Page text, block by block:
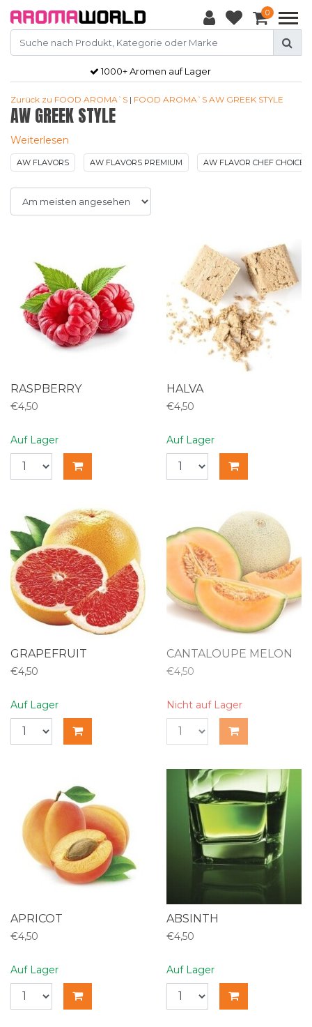
0
1000+ Aromen auf Lager
Zurück zu FOOD AROMA`S | FOOD AROMA`S AW GREEK STYLE
AW GREEK STYLE
Weiterlesen
AW FLAVORS AW FLAVORS PREMIUM AW FLAVOR CHEF CHOICE
RASPBERRY
€4,50
Auf Lager
HALVA
€4,50
Auf Lager
GRAPEFRUIT
€4,50
Auf Lager
CANTALOUPE MELON
€4,50
Nicht auf Lager
APRICOT
€4,50
Auf Lager
ABSINTH
€4,50
Auf Lager